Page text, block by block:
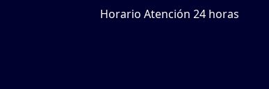
Horario Atención 24 horas